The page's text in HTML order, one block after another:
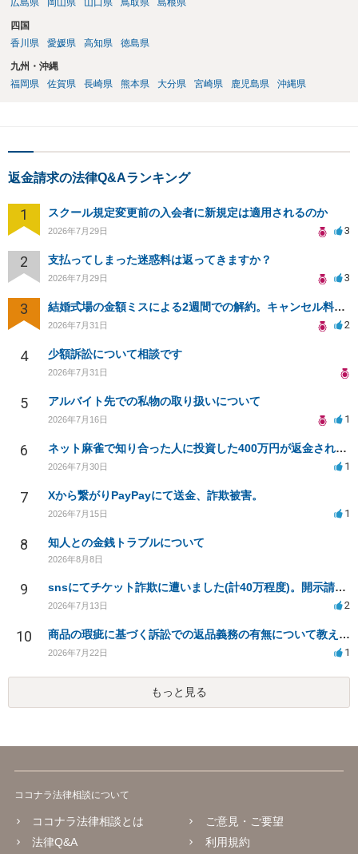
広島県
岡山県 山口県 鳥取県 島根県
四国
香川県
愛媛県 高知県 徳島県
九州・沖縄
福岡県
佐賀県 長崎県 熊本県 大分県 宮崎県 鹿児島県 沖縄県
返金請求の法律Q&Aランキング
1 スクール規定変更前の入会者に新規定は適用されるのか
2026年7月29日 3
2 支払ってしまった迷惑料は返ってきますか？
2026年7月29日 3
3 結婚式場の金額ミスによる2週間での解約。キャンセル料10万円の免除は可能か。
2026年7月31日 2
4 少額訴訟について相談です
2026年7月31日
5 アルバイト先での私物の取り扱いについて
2026年7月16日 1
6 ネット麻雀で知り合った人に投資した400万円が返金されない
2026年7月30日 1
7 Xから繋がりPayPayにて送金、詐欺被害。
2026年7月15日 1
8 知人との金銭トラブルについて
2026年8月8日
9 snsにてチケット詐欺に遭いました(計40万程度)。開示請求や今後の対応について質問したいです。
2026年7月13日 2
10 商品の瑕疵に基づく訴訟での返品義務の有無について教えてください
2026年7月22日 1
もっと見る
ココナラ法律相談について
ココナラ法律相談とは
法律Q&A
ご意見・ご要望
利用規約